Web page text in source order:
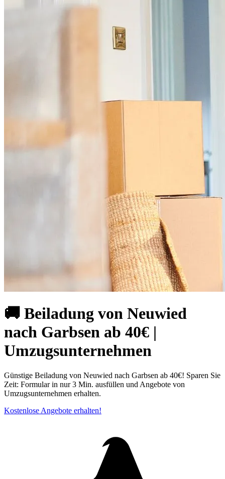
🚚 Beiladung von Neuwied
nach Garbsen ab 40€ |
Umzugsunternehmen
Günstige Beiladung von Neuwied nach Garbsen ab 40€! Sparen Sie
Zeit: Formular in nur 3 Min. ausfüllen und Angebote von
Umzugsunternehmen erhalten.
Kostenlose Angebote erhalten!